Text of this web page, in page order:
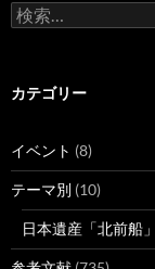
検
索:
カテゴリー
イベント (8)
テーマ別 (10)
日本遺産「北前船